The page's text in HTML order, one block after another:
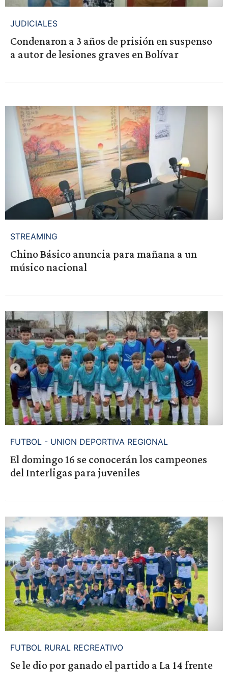
JUDICIALES
Condenaron a 3 años de prisión en suspenso
a autor de lesiones graves en Bolívar
STREAMING
Chino Básico anuncia para mañana a un
músico nacional
FUTBOL - UNION DEPORTIVA REGIONAL
El domingo 16 se conocerán los campeones
del Interligas para juveniles
FUTBOL RURAL RECREATIVO
Se le dio por ganado el partido a La 14 frente